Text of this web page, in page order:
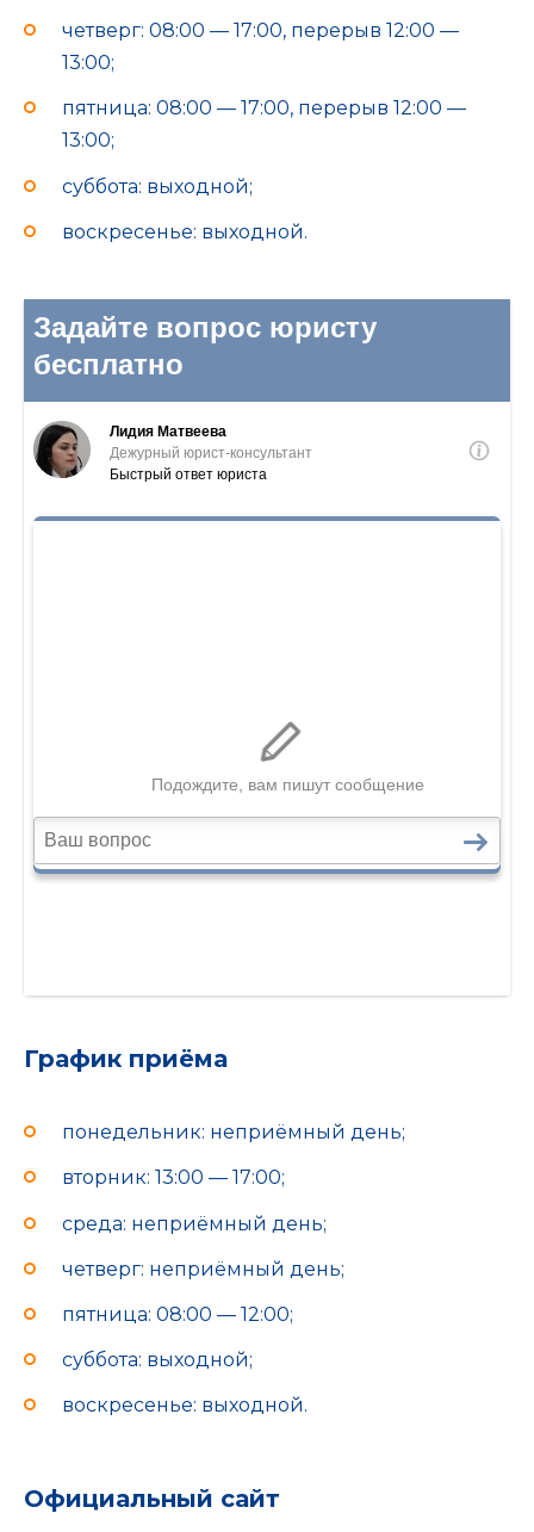
четверг: 08:00 — 17:00, перерыв 12:00 —
13:00;
пятница: 08:00 — 17:00, перерыв 12:00 —
13:00;
суббота: выходной;
воскресенье: выходной.
График приёма
понедельник: неприёмный день;
вторник: 13:00 — 17:00;
среда: неприёмный день;
четверг: неприёмный день;
пятница: 08:00 — 12:00;
суббота: выходной;
воскресенье: выходной.
Официальный сайт